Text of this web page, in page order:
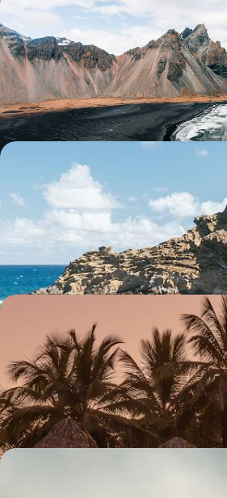
Volcans, geysers et sable noir -
en famille
Un voyage possible toute l'année et conçu
étudiées et étapes confortables
10 jours, de 2500 à 3400 €
Madère active avec vos ados -
panoramiques et virées en mer
Embarquer vos teens pour une semaine de
cœur de l'Atlantique
11 jours, de 2500 à 3100 €
L’aventure caribéenne - Avec vos
République dominicaine
En ville, coté jungle ou sable fin : des
pour faire le plein d’activités sans délaisser
12 jours, de 2800 à 3600 €
En famille, coup double